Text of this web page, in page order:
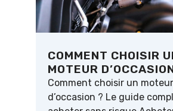
COMMENT CHOISIR
MOTEUR
Comment choisir un moteur
d’occasion ? Le guide